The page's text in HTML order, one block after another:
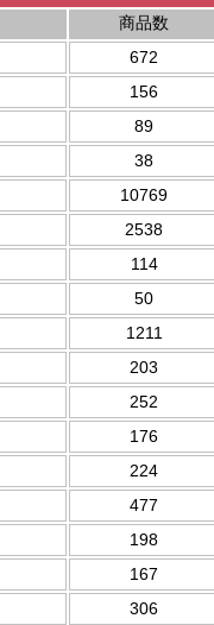
商品数
672
156
89
38
10769
2538
114
50
1211
203
252
176
224
477
198
167
306